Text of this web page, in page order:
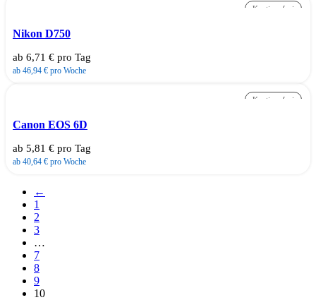
Kautionsfrei
Nikon D750
ab 6,71 € pro Tag
ab 46,94 € pro Woche
Kautionsfrei
Canon EOS 6D
ab 5,81 € pro Tag
ab 40,64 € pro Woche
←
1
2
3
…
7
8
9
10